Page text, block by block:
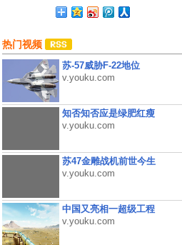
热门视频
苏-57威胁F-22地位
v.youku.com
知否知否应是绿肥红瘦
v.youku.com
苏47金雕战机前世今生
v.youku.com
中国又亮相一超级工程
v.youku.com